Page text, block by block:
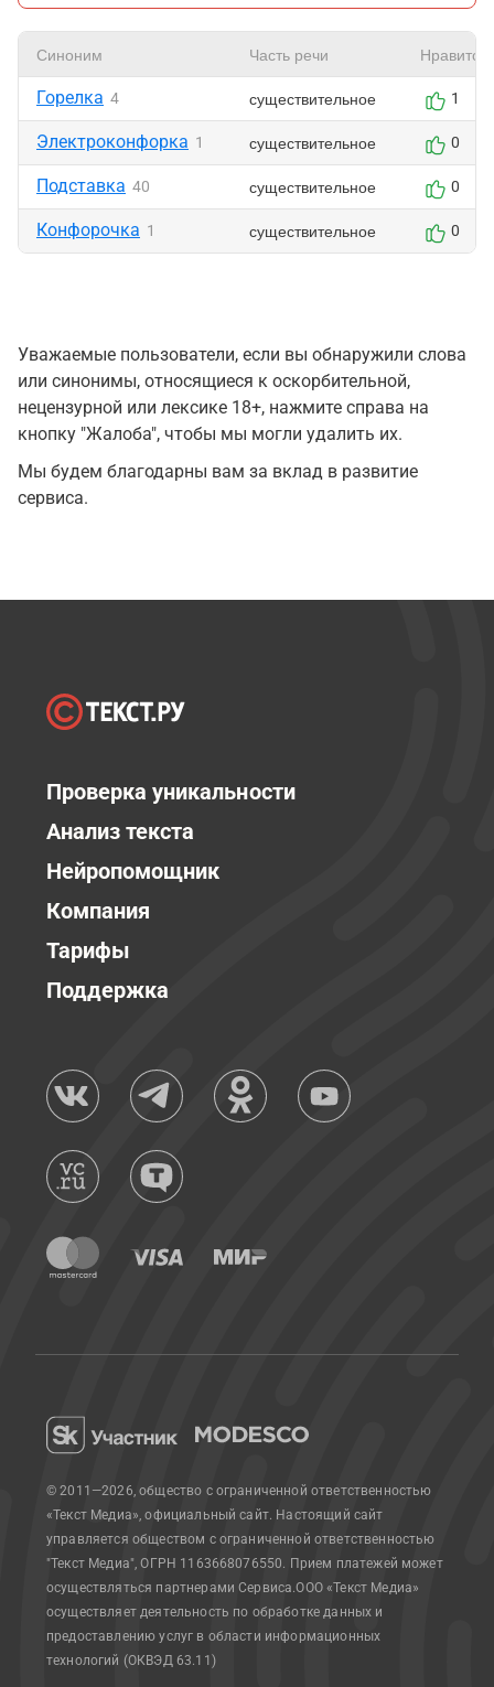
Синоним Часть речи Нравится
Горелка 4 существительное 1
Электроконфорка 1 существительное 0
Подставка 40 существительное 0
Конфорочка 1 существительное 0
Уважаемые пользователи, если вы обнаружили слова
или синонимы, относящиеся к оскорбительной,
нецензурной или лексике 18+, нажмите справа на
кнопку "Жалоба", чтобы мы могли удалить их.
Мы будем благодарны вам за вклад в развитие
сервиса.
Проверка уникальности
Анализ текста
Нейропомощник
Компания
Тарифы
Поддержка
© 2011—2026, общество с ограниченной ответственностью
«Текст Медиа», официальный сайт. Настоящий сайт
управляется обществом с ограниченной ответственностью
"Текст Медиа", ОГРН 1163668076550. Прием платежей может
осуществляться партнерами Сервиса.ООО «Текст Медиа»
осуществляет деятельность по обработке данных и
предоставлению услуг в области информационных
технологий (ОКВЭД 63.11)